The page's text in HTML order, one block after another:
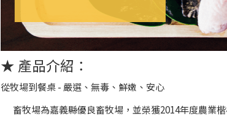
★ 產品介紹：
從牧場到餐桌 - 嚴選、無毒、鮮嫩、安心
畜牧場為嘉義縣優良畜牧場，並榮獲2014年度農業